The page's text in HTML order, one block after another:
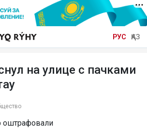
РУС ҚАЗ
на улице с пачками
оштрафовали